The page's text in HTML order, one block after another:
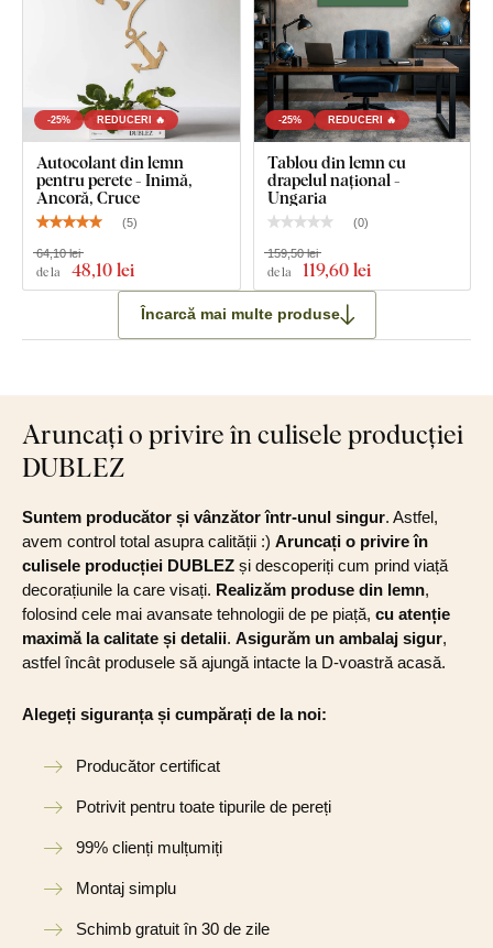
-25% REDUCERI 🔥
Autocolant din lemn
pentru perete - Inimă,
Ancoră, Cruce
(5)
de la 48,10 lei
64,10 lei
-25% REDUCERI 🔥
Tablou din lemn cu
drapelul național -
Ungaria
(0)
de la 119,60 lei
159,50 lei
Încarcă mai multe produse
Aruncați o privire în culisele producției
DUBLEZ
Suntem producător și vânzător într-unul singur. Astfel,
avem control total asupra calității :) Aruncați o privire în
culisele producției DUBLEZ și descoperiți cum prind viață
decorațiunile la care visați. Realizăm produse din lemn,
folosind cele mai avansate tehnologii de pe piață, cu atenție
maximă la calitate și detalii. Asigurăm un ambalaj sigur,
astfel încât produsele să ajungă intacte la D-voastră acasă.
Alegeți siguranța și cumpărați de la noi:
Producător certificat
Potrivit pentru toate tipurile de pereți
99% clienți mulțumiți
Montaj simplu
Schimb gratuit în 30 de zile